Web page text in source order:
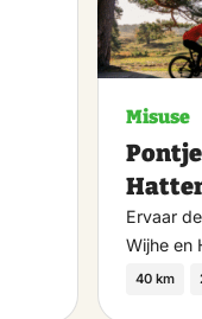
Misuse
Ervaar
Wijhe en
40 km